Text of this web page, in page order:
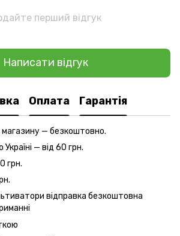
перший відгук
Написати відгук
Оплата Гарантія
магазину — безкоштовно.
— від 60 грн.
грн.
відправка безкоштовна